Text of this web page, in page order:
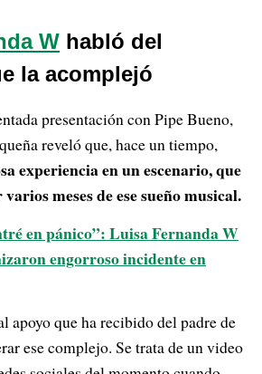
W habló del
la acomplejó
presentación con Pipe Bueno,
reveló que, hace un tiempo,
experiencia en un escenario, que
meses de ese sueño musical.
en pánico”: Luisa Fernanda W
engorroso incidente en
apoyo que ha recibido del padre de
ese complejo. Se trata de un video